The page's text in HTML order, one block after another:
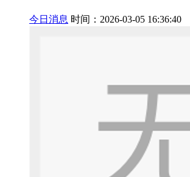
今日消息 时间：2026-03-05 16:36:40